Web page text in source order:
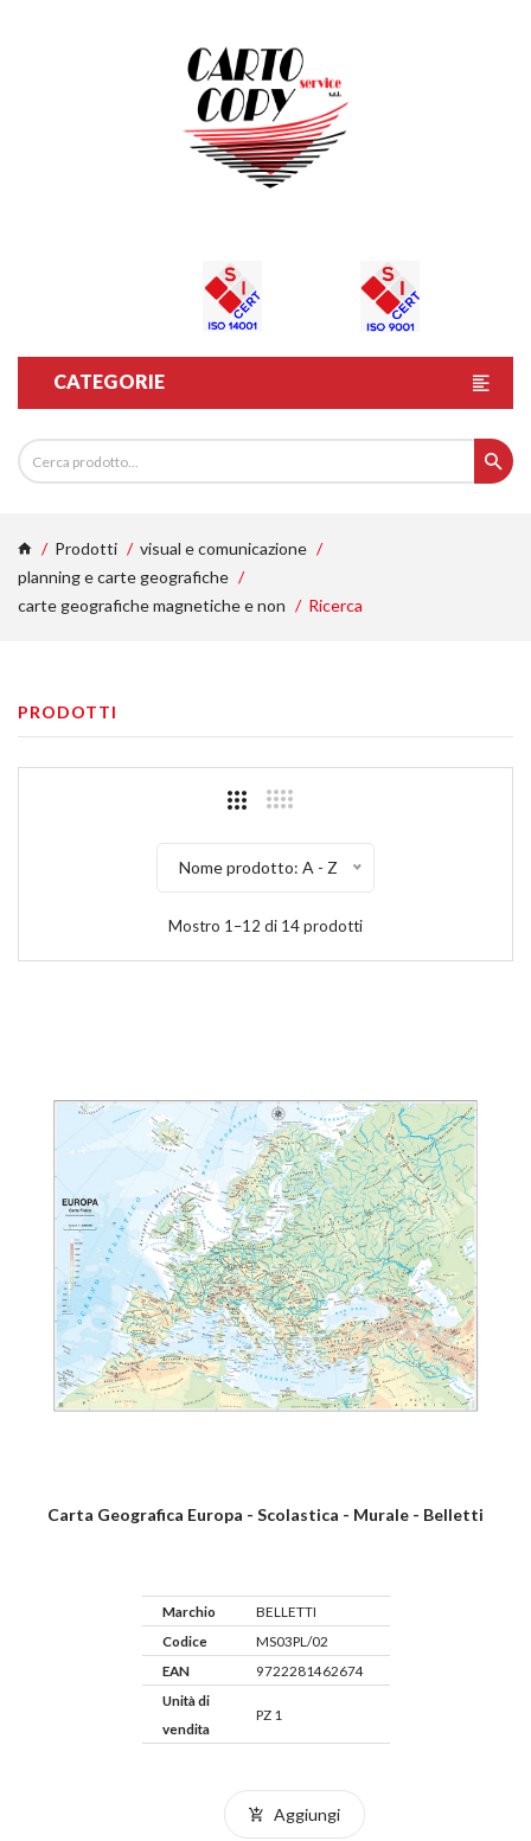
CATEGORIE
Prodotti
visual e comunicazione
planning e carte geografiche
carte geografiche magnetiche e non
Ricerca
PRODOTTI
Nome prodotto: A - Z
Mostro 1–12 di 14 prodotti
Carta Geografica Europa - Scolastica - Murale - Belletti
Marchio
BELLETTI
Codice
MS03PL/02
EAN
9722281462674
Unità di
vendita
PZ 1
Aggiungi